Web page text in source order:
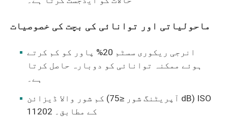
ماحولیاتی اور توانائی کی بچت کی خصوصیات
انرجی ریکوری سسٹم 20% پاور کو کم کرتے
ہوئے ممکنہ توانائی کو دوبارہ حاصل کرتا
ہے۔
کم شور والا ڈیزائن (آپریٹنگ شور ≤75 dB) ISO
11202 کے مطابق۔